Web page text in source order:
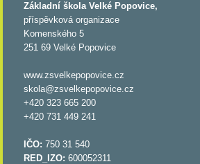
Základní škola Velké Popovice,
příspěvková organizace
Komenského 5
251 69 Velké Popovice
www.zsvelkepopovice.cz
skola@zsvelkepopovice.cz
+420 323 665 200
+420 731 449 241
IČO:750 31 540
RED_IZO: 600052311